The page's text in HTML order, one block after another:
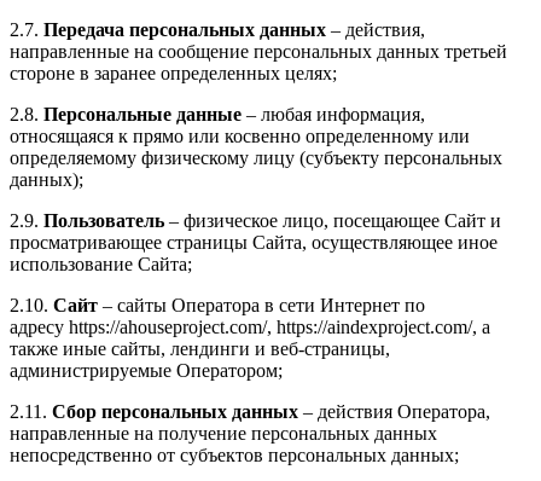
2.7. Передача персональных данных – действия,
направленные на сообщение персональных данных третьей
стороне в заранее определенных целях;
2.8. Персональные данные – любая информация,
относящаяся к прямо или косвенно определенному или
определяемому физическому лицу (субъекту персональных
данных);
2.9. Пользователь – физическое лицо, посещающее Сайт и
просматривающее страницы Сайта, осуществляющее иное
использование Сайта;
2.10. Сайт – сайты Оператора в сети Интернет по
адресу https://ahouseproject.com/, https://aindexproject.com/, а
также иные сайты, лендинги и веб-страницы,
администрируемые Оператором;
2.11. Сбор персональных данных – действия Оператора,
направленные на получение персональных данных
непосредственно от субъектов персональных данных;